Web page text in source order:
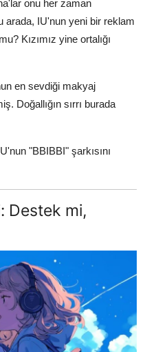
onu her zaman
arada, IU'nun yeni bir reklam
Kızımız yine ortalığı
en sevdiği makyaj
Doğallığın sırrı burada
"BBIBBI" şarkısını
Destek mi,